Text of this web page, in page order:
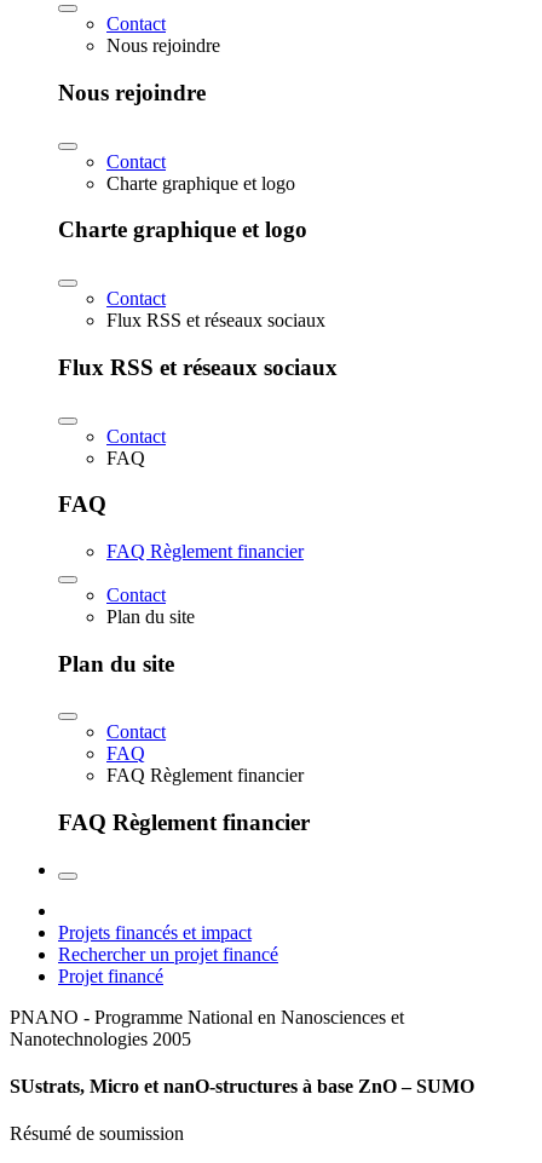
Contact
Nous rejoindre
Nous rejoindre
Contact
Charte graphique et logo
Charte graphique et logo
Contact
Flux RSS et réseaux sociaux
Flux RSS et réseaux sociaux
Contact
FAQ
FAQ
FAQ Règlement financier
Contact
Plan du site
Plan du site
Contact
FAQ
FAQ Règlement financier
FAQ Règlement financier
Projets financés et impact
Rechercher un projet financé
Projet financé
PNANO - Programme National en Nanosciences et
Nanotechnologies 2005
SUstrats, Micro et nanO-structures à base ZnO – SUMO
Résumé de soumission